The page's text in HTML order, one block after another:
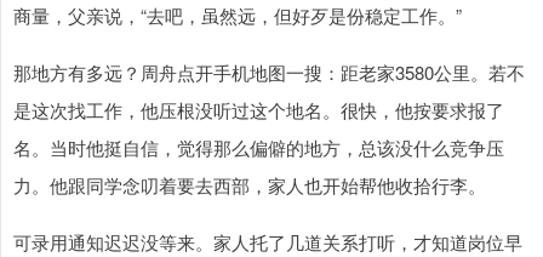
商量，父亲说，“去吧，虽然远，但好歹是份稳定工作。”
那地方有多远？周舟点开手机地图一搜：距老家3580公里。若不
是这次找工作，他压根没听过这个地名。很快，他按要求报了
名。当时他挺自信，觉得那么偏僻的地方，总该没什么竞争压
力。他跟同学念叨着要去西部，家人也开始帮他收拾行李。
可录用通知迟迟没等来。家人托了几道关系打听，才知道岗位早